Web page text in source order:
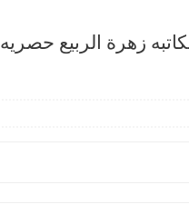
زهرة الربيع حصريه